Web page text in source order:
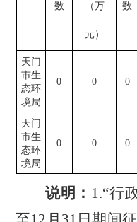
数 （万
元）
数
天门
市生
态环
境局
0 0 0
天门
市生
态环
境局
0 0 0
说明： 1.“行